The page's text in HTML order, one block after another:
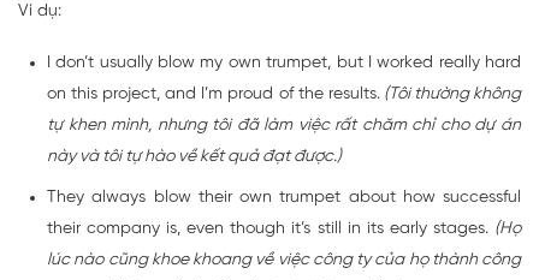
Ví dụ:
I don’t usually blow my own trumpet, but I worked really hard
on this project, and I’m proud of the results.(Tôi thường không
tự khen mình, nhưng tôi đã làm việc rất chăm chỉ cho dự án
này và tôi tự hào về kết quả đạt được.)
They always blow their own trumpet about how successful
their company is, even though it’s still in its early stages. (Họ
lúc nào cũng khoe khoang về việc công ty của họ thành công